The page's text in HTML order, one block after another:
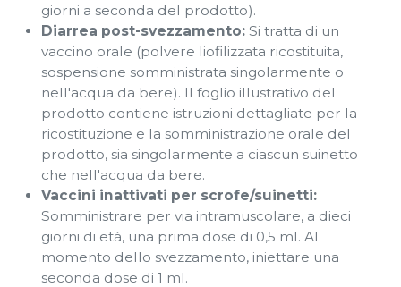
giorni a seconda del prodotto).
Diarrea post-svezzamento: Si tratta di un
vaccino orale (polvere liofilizzata ricostituita,
sospensione somministrata singolarmente o
nell'acqua da bere). Il foglio illustrativo del
prodotto contiene istruzioni dettagliate per la
ricostituzione e la somministrazione orale del
prodotto, sia singolarmente a ciascun suinetto
che nell'acqua da bere.
Vaccini inattivati ​​per scrofe/suinetti:
Somministrare per via intramuscolare, a dieci
giorni di età, una prima dose di 0,5 ml. Al
momento dello svezzamento, iniettare una
seconda dose di 1 ml.